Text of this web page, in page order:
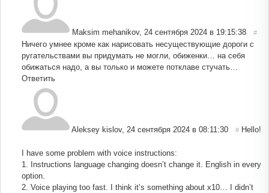
Maksim mehanikov, 24 сентября 2024 в 19:15:38 #
Ничего умнее кроме как нарисовать несуществующие дороги с
ругательствами вы придумать не могли, обиженки… на себя
обижаться надо, а вы только и можете потклаве стучать…
Ответить
Aleksey kislov, 24 сентября 2024 в 08:11:30 # Hello!
I have some problem with voice instructions:
1. Instructions language changing doesn’t change it. English in every
option.
2. Voice playing too fast. I think it’s something about x10… I didn’t